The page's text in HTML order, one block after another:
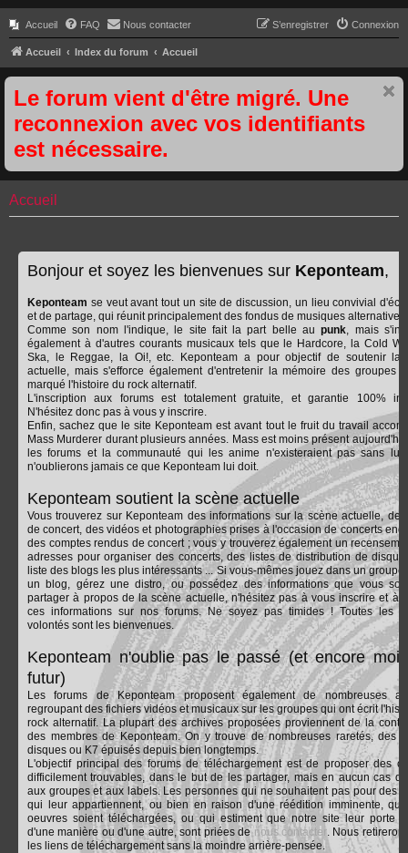
Accueil FAQ Nous contacter Connexion
S’enregistrer
Accueil Index du forum Accueil
Le forum vient d'être migré. Une
reconnexion avec vos identifiants
est nécessaire.
Accueil
Bonjour et soyez les bienvenues sur Keponteam,
Keponteam se veut avant tout un site de discussion, un lieu convivial
et de partage, qui réunit principalement des fondus de musiques alternatives.
Comme son nom l'indique, le site fait la part belle aupunk, mais
également à d'autres courants musicaux tels que le Hardcore, la Cold
Ska, le Reggae, la Oi!, etc. Keponteam a pour objectif de soutenir la
actuelle, mais s'efforce également d'entretenir la mémoire des groupes
marqué l'histoire du rock alternatif.
L'inscription aux forums est totalement gratuite, et garantie 100%
N'hésitez donc pas à vous y inscrire.
Enfin, sachez que le site Keponteam est avant tout le fruit du travail
Mass Murderer durant plusieurs années. Mass est moins présent
les forums et la communauté qui les anime n'existeraient pas sans lui.
n'oublierons jamais ce que Keponteam lui doit.
Keponteam soutient la scène actuelle
Vous trouverez sur Keponteam des informations sur la scène actuelle,
de concert, des vidéos et photographies prises à l'occasion de concerts
des comptes rendus de concert ; vous y trouverez également un
adresses pour organiser des concerts, des listes de distribution de
liste des blogs les plus intéressants ... Si vous-mêmes jouez dans un
un blog, gérez une distro, ou possédez des informations que vous
partager à propos de la scène actuelle, n'hésitez pas à vous inscrire et à
ces informations sur nos forums. Ne soyez pas timides ! Toutes les
volontés sont les bienvenues.
Keponteam n'oublie pas le passé (et encore
futur)
Les forums de Keponteam proposent également de nombreuses
regroupant des fichiers vidéos et musicaux sur les groupes qui ont écrit
rock alternatif. La plupart des archives proposées proviennent de la
des membres de Keponteam. On y trouve de nombreuses raretés, des
disques ou K7 épuisés depuis bien longtemps.
L'objectif principal des forums de téléchargement est de proposer des
difficilement trouvables, dans le but de les partager, mais en aucun cas
aux groupes et aux labels. Les personnes qui ne souhaitent pas pour des
qui leur appartiennent, ou bien en raison d'une réédition imminente,
oeuvres soient téléchargées, ou qui estiment que notre site leur porte
d'une manière ou d'une autre, sont priées denous contacter. Nous
les liens de téléchargement sans la moindre arrière-pensée.